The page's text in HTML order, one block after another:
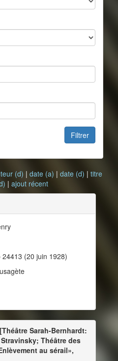
Filtrer
(d) | date (a) | date (d) | titre
| ajout récent
24413 (20 juin 1928)
Sarah-Bernhardt:
Théâtre des
au sérail»,